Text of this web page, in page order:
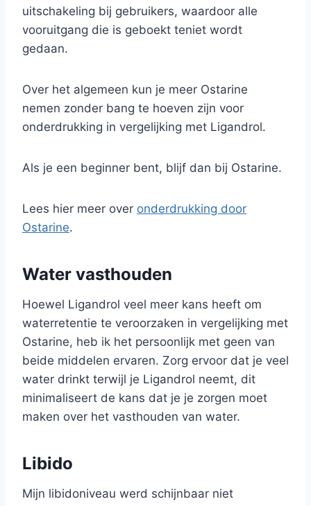
uitschakeling bij gebruikers, waardoor alle
vooruitgang die is geboekt teniet wordt
gedaan.
Over het algemeen kun je meer Ostarine
nemen zonder bang te hoeven zijn voor
onderdrukking in vergelijking met Ligandrol.
Als je een beginner bent, blijf dan bij Ostarine.
Lees hier meer over onderdrukking door
Ostarine.
Water vasthouden
Hoewel Ligandrol veel meer kans heeft om
waterretentie te veroorzaken in vergelijking met
Ostarine, heb ik het persoonlijk met geen van
beide middelen ervaren. Zorg ervoor dat je veel
water drinkt terwijl je Ligandrol neemt, dit
minimaliseert de kans dat je je zorgen moet
maken over het vasthouden van water.
Libido
Mijn libidoniveau werd schijnbaar niet